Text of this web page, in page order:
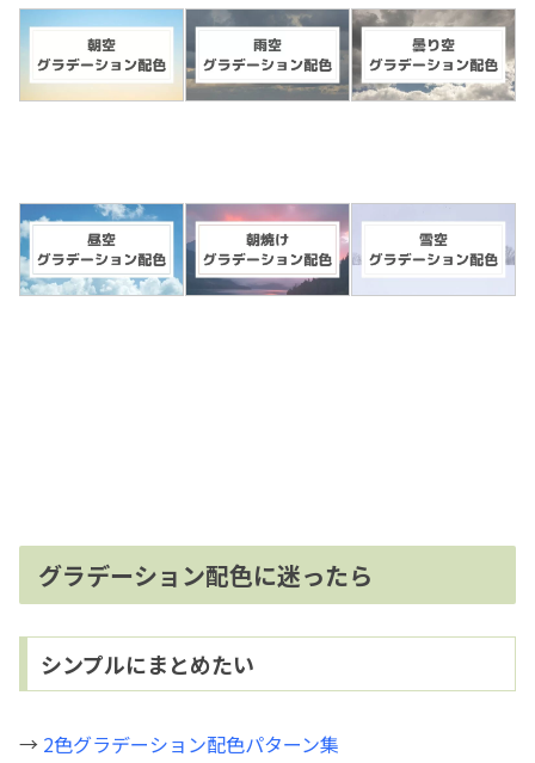
グラデーション配色に迷ったら
シンプルにまとめたい
→ 2色グラデーション配色パターン集